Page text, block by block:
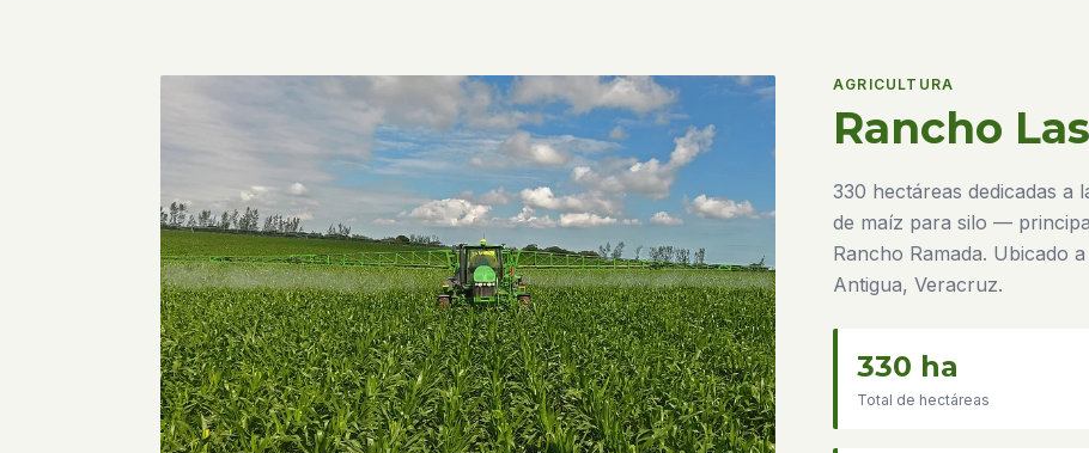
AGRICULTURA
Rancho
330 hectáreas dedicadas a
de maíz para silo —
Rancho Ramada. Ubicado
Antigua, Veracruz.
330 ha
Total de hectáreas